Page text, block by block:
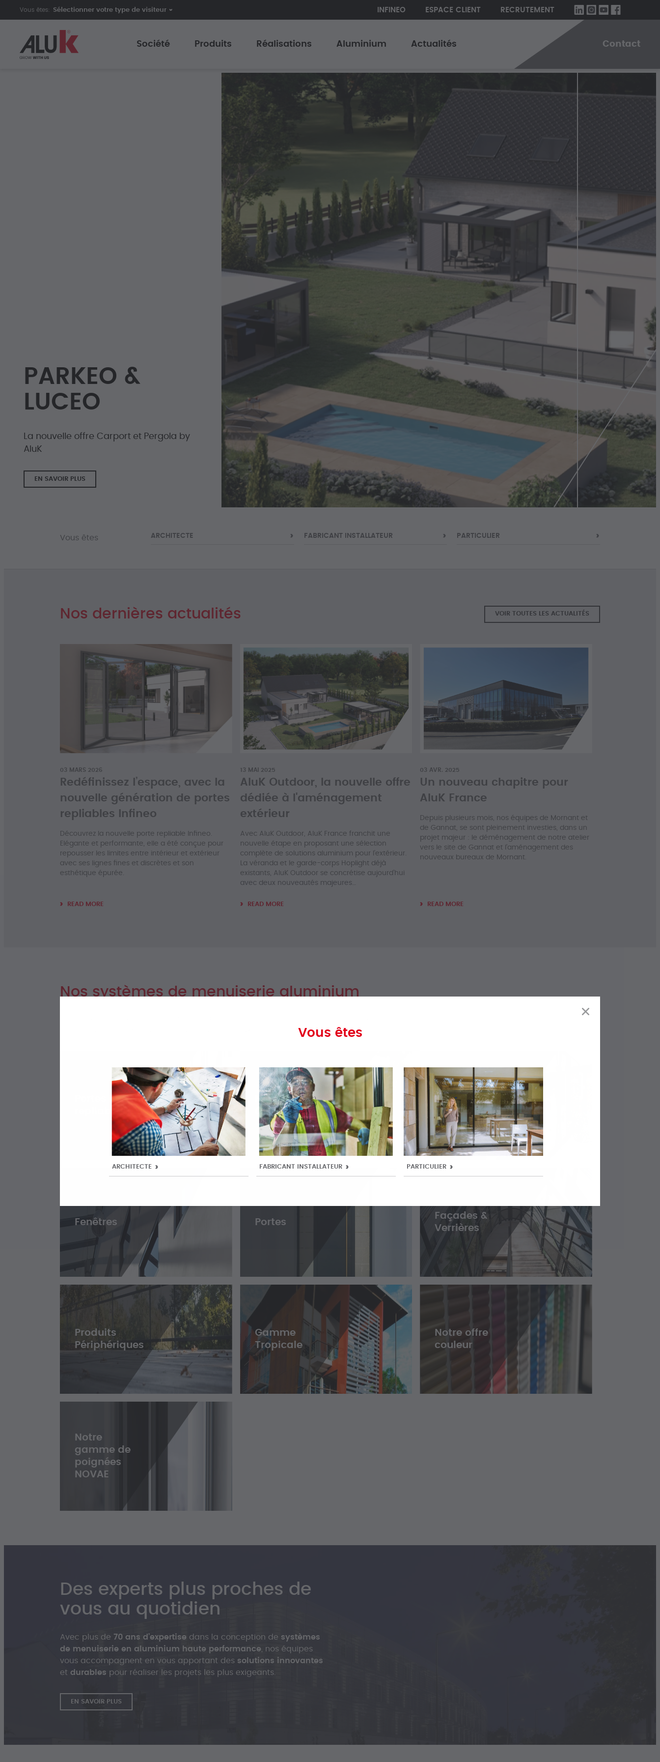
Vous êtes: INFINEO ESPACE CLIENT RECRUTEMENT
Société Produits
Menuiseries Outdoor
Façades & Verrières
Produits Périphériques
Gamme Tropicale
Offre couleur
Poignées NOVAE
Réalisations Aluminium Actualités Contact
Vous êtes
ARCHITECTE FABRICANT INSTALLATEUR PARTICULIER
PARKEO &
LUCEO
La nouvelle offre Carport et Pergola by
AluK
EN SAVOIR PLUS
Vous êtes ARCHITECTE FABRICANT INSTALLATEUR PARTICULIER
Nos dernières actualités VOIR TOUTES LES ACTUALITÉS
03 MARS 2026
Redéfinissez l’espace, avec la
nouvelle génération de portes
repliables Infineo
Découvrez la nouvelle porte repliable Infineo.
Elégante et performante, elle a été conçue pour
repousser les limites entre intérieur et extérieur
avec ses lignes fines et discrètes et son
esthétique épurée.
READ MORE
13 MAI 2025
AluK Outdoor, la nouvelle offre
dédiée à l'aménagement
extérieur
Avec AluK Outdoor, AluK France franchit une
nouvelle étape en proposant une sélection
complète de solutions aluminium pour l’extérieur.
La véranda et le garde-corps Hoplight déjà
existants, AluK Outdoor se concrétise aujourd’hui
avec deux nouveautés majeures…
READ MORE
03 AVR. 2025
Un nouveau chapitre pour
AluK France
Depuis plusieurs mois, nos équipes de Mornant et
de Gannat, se sont pleinement investies, dans un
projet majeur : le déménagement de notre atelier
vers le site de Gannat et l’aménagement des
nouveaux bureaux de Mornant.
READ MORE
Nos systèmes de menuiserie aluminium
démarquent nos produits en aluminium de ceux de la concurrence.
Menuiseries
Outdoor
Baies
coulissantes
Fenêtres Portes
Façades &
Verrières
Produits
Périphériques
Gamme
Tropicale
Notre offre
couleur
Notre
gamme de
poignées
NOVAE
Des experts plus proches de
vous au quotidien
Avec plus de 70 ans d’expertise dans la conception de systèmes
de menuiserie en aluminium haute performance, nos équipes
vous accompagnent en vous apportant des solutions innovantes
et durables pour réaliser les projets les plus exigeants.
EN SAVOIR PLUS